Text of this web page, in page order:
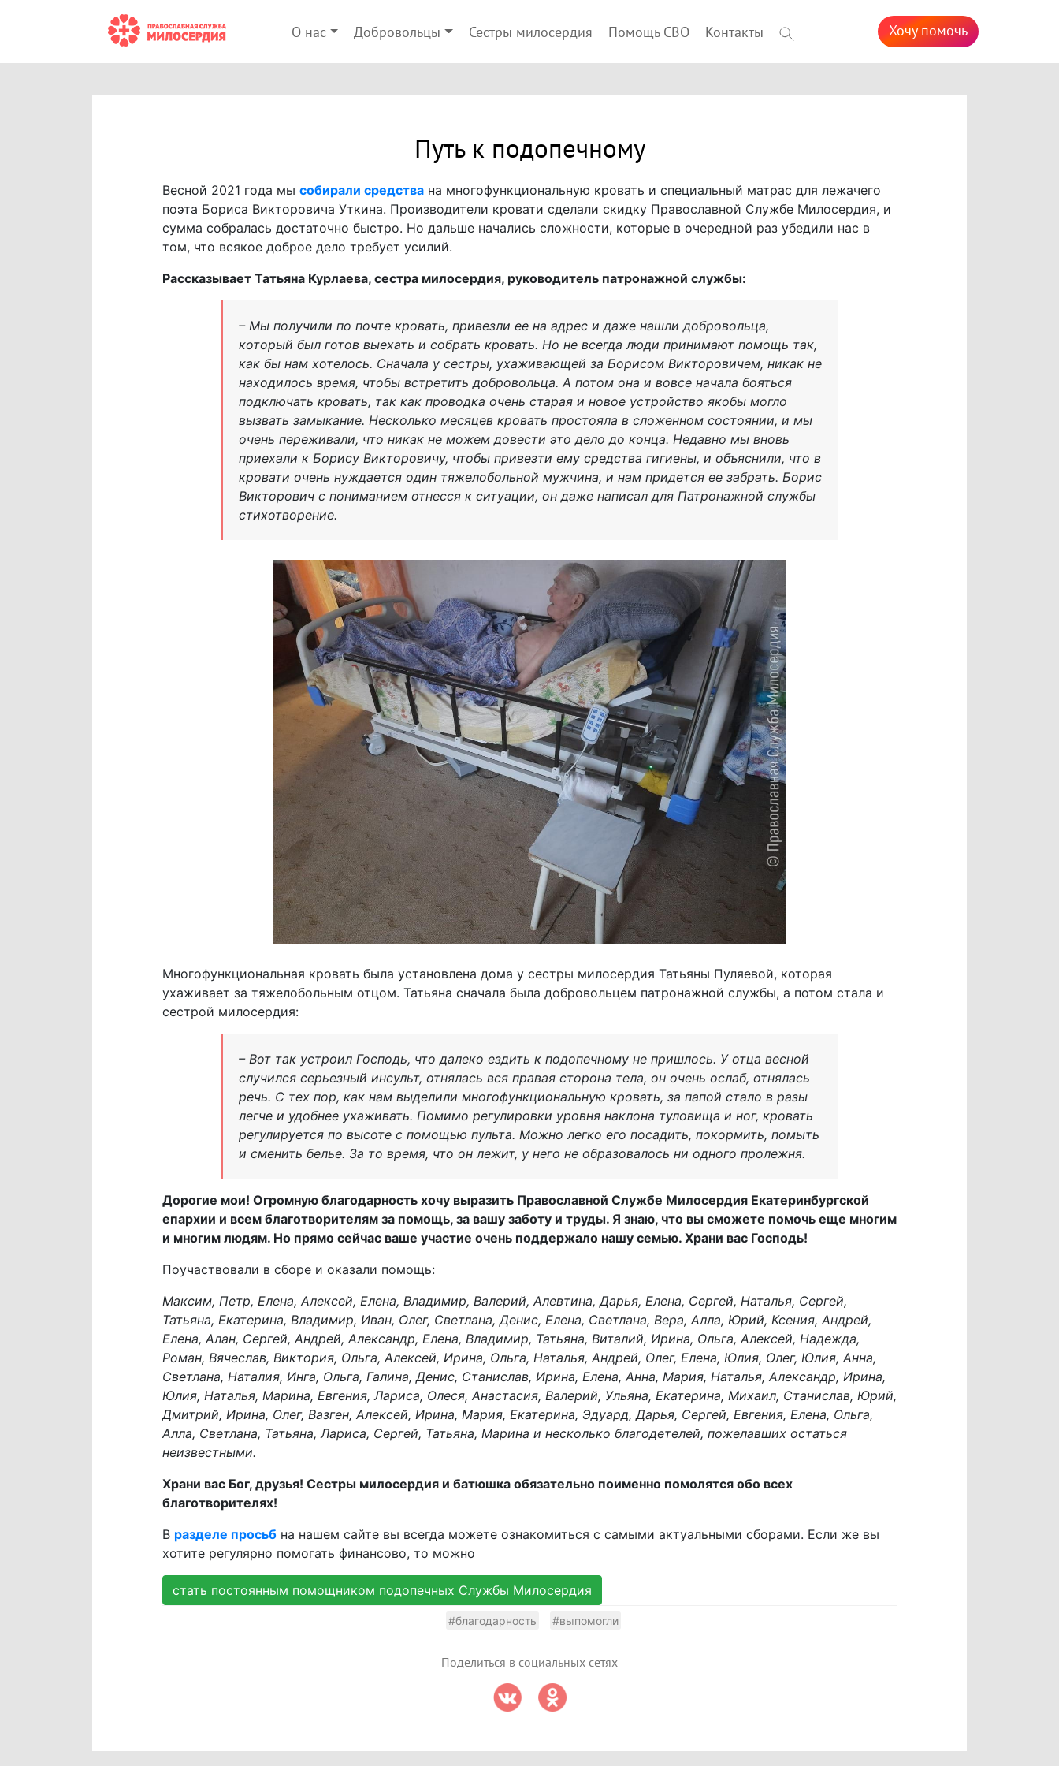
О нас Добровольцы Сестры милосердия Помощь СВО Контакты Хочу помочь
Путь к подопечному
Весной 2021 года мы собирали средствана многофункциональную кровать и специальный матрас для лежачего
поэта Бориса Викторовича Уткина. Производители кровати сделали скидку Православной Службе Милосердия, и
сумма собралась достаточно быстро. Но дальше начались сложности, которые в очередной раз убедили нас в
том, что всякое доброе дело требует усилий.
Рассказывает Татьяна Курлаева, сестра милосердия, руководитель патронажной службы:
– Мы получили по почте кровать, привезли ее на адрес и даже нашли добровольца,
который был готов выехать и собрать кровать. Но не всегда люди принимают помощь так,
как бы нам хотелось. Сначала у сестры, ухаживающей за Борисом Викторовичем, никак не
находилось время, чтобы встретить добровольца. А потом она и вовсе начала бояться
подключать кровать, так как проводка очень старая и новое устройство якобы могло
вызвать замыкание. Несколько месяцев кровать простояла в сложенном состоянии, и мы
очень переживали, что никак не можем довести это дело до конца. Недавно мы вновь
приехали к Борису Викторовичу, чтобы привезти ему средства гигиены, и объяснили, что в
кровати очень нуждается один тяжелобольной мужчина, и нам придется ее забрать. Борис
Викторович с пониманием отнесся к ситуации, он даже написал для Патронажной службы
стихотворение.
Многофункциональная кровать была установлена дома у сестры милосердия Татьяны Пуляевой, которая
ухаживает за тяжелобольным отцом. Татьяна сначала была добровольцем патронажной службы, а потом стала и
сестрой милосердия:
– Вот так устроил Господь, что далеко ездить к подопечному не пришлось. У отца весной
случился серьезный инсульт, отнялась вся правая сторона тела, он очень ослаб, отнялась
речь. С тех пор, как нам выделили многофункциональную кровать, за папой стало в разы
легче и удобнее ухаживать. Помимо регулировки уровня наклона туловища и ног, кровать
регулируется по высоте с помощью пульта. Можно легко его посадить, покормить, помыть
и сменить белье. За то время, что он лежит, у него не образовалось ни одного пролежня.
Дорогие мои! Огромную благодарность хочу выразить Православной Службе Милосердия Екатеринбургской
епархии и всем благотворителям за помощь, за вашу заботу и труды. Я знаю, что вы сможете помочь еще многим
и многим людям. Но прямо сейчас ваше участие очень поддержало нашу семью. Храни вас Господь!
Поучаствовали в сборе и оказали помощь:
Максим, Петр, Елена, Алексей, Елена, Владимир, Валерий, Алевтина, Дарья, Елена, Сергей, Наталья, Сергей,
Татьяна, Екатерина, Владимир, Иван, Олег, Светлана, Денис, Елена, Светлана, Вера, Алла, Юрий, Ксения, Андрей,
Елена, Алан, Сергей, Андрей, Александр, Елена, Владимир, Татьяна, Виталий, Ирина, Ольга, Алексей, Надежда,
Роман, Вячеслав, Виктория, Ольга, Алексей, Ирина, Ольга, Наталья, Андрей, Олег, Елена, Юлия, Олег, Юлия, Анна,
Светлана, Наталия, Инга, Ольга, Галина, Денис, Станислав, Ирина, Елена, Анна, Мария, Наталья, Александр, Ирина,
Юлия, Наталья, Марина, Евгения, Лариса, Олеся, Анастасия, Валерий, Ульяна, Екатерина, Михаил, Станислав, Юрий,
Дмитрий, Ирина, Олег, Вазген, Алексей, Ирина, Мария, Екатерина, Эдуард, Дарья, Сергей, Евгения, Елена, Ольга,
Алла, Светлана, Татьяна, Лариса, Сергей, Татьяна, Марина и несколько благодетелей, пожелавших остаться
неизвестными.
Храни вас Бог, друзья! Сестры милосердия и батюшка обязательно поименно помолятся обо всех
благотворителях!
В разделе просьбна нашем сайте вы всегда можете ознакомиться с самыми актуальными сборами. Если же вы
хотите регулярно помогать финансово, то можно
стать постоянным помощником подопечных Службы Милосердия
#благодарность #выпомогли
Поделиться в социальных сетях